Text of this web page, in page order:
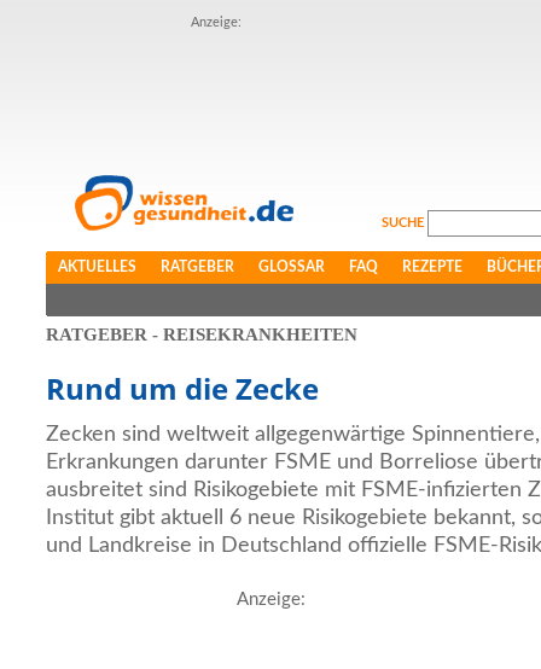
Anzeige:
SUCHE
AKTUELLES RATGEBER GLOSSAR FAQ REZEPTE
RATGEBER - REISEKRANKHEITEN
Rund um die Zecke
Zecken sind weltweit allgegenwärtige
Erkrankungen darunter FSME und Borreliose
ausbreitet sind Risikogebiete mit FSME-infizierten
Institut gibt aktuell 6 neue Risikogebiete bekannt,
und Landkreise in Deutschland offizielle FSME-
Anzeige: